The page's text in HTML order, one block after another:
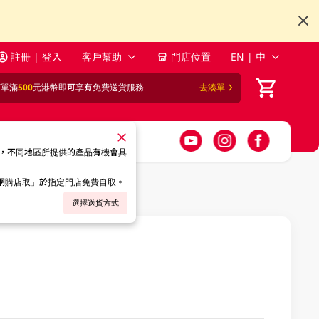
註冊 | 登入 客戶幫助 門店位置 EN | 中
滿500元港幣即可享有免費送貨服務 去湊單
不同地區所提供的產品有機會具
店取」於指定門店免費自取。
選擇送貨方式